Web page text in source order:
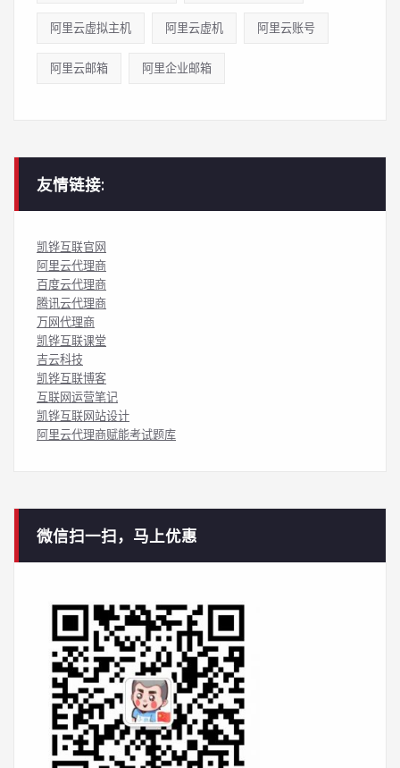
阿里云虚拟主机 阿里云虚机 阿里云账号
阿里云邮箱 阿里企业邮箱
友情链接:
凯铧互联官网
阿里云代理商
百度云代理商
腾讯云代理商
万网代理商
凯铧互联课堂
吉云科技
凯铧互联博客
互联网运营笔记
凯铧互联网站设计
阿里云代理商赋能考试题库
微信扫一扫，马上优惠